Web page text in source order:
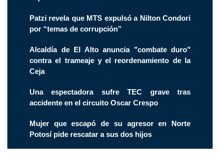
Patzi revela que MTS expulsó a Nilton Condori
por “temas de corrupción”
Alcaldía de El Alto anuncia "combate duro"
contra el trameaje y el reordenamiento de la
Ceja
Una espectadora sufre TEC grave tras
accidente en el circuito Oscar Crespo
Mujer que escapó de su agresor en Norte
Potosí pide rescatar a sus dos hijos